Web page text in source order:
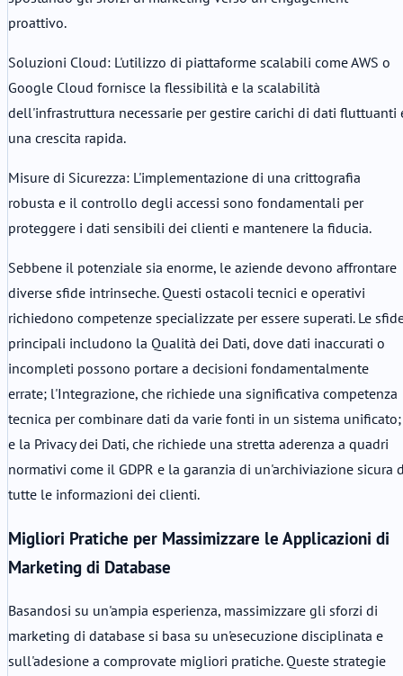
proattivo.
Soluzioni Cloud: L'utilizzo di piattaforme scalabili come AWS o
Google Cloud fornisce la flessibilità e la scalabilità
dell'infrastruttura necessarie per gestire carichi di dati fluttuanti
una crescita rapida.
Misure di Sicurezza: L'implementazione di una crittografia
robusta e il controllo degli accessi sono fondamentali per
proteggere i dati sensibili dei clienti e mantenere la fiducia.
Sebbene il potenziale sia enorme, le aziende devono affrontare
diverse sfide intrinseche. Questi ostacoli tecnici e operativi
richiedono competenze specializzate per essere superati. Le
principali includono la Qualità dei Dati, dove dati inaccurati o
incompleti possono portare a decisioni fondamentalmente
errate; l'Integrazione, che richiede una significativa competenza
tecnica per combinare dati da varie fonti in un sistema unificato;
e la Privacy dei Dati, che richiede una stretta aderenza a quadri
normativi come il GDPR e la garanzia di un'archiviazione sicura
tutte le informazioni dei clienti.
Migliori Pratiche per Massimizzare le Applicazioni di
Marketing di Database
Basandosi su un'ampia esperienza, massimizzare gli sforzi di
marketing di database si basa su un'esecuzione disciplinata e
sull'adesione a comprovate migliori pratiche. Queste strategie